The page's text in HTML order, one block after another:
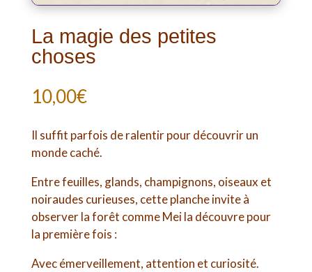
La magie des petites
choses
10,00€
Il suffit parfois de ralentir pour découvrir un
monde caché.
Entre feuilles, glands, champignons, oiseaux et
noiraudes curieuses, cette planche invite à
observer la forêt comme Mei la découvre pour
la première fois :
Avec émerveillement, attention et curiosité.